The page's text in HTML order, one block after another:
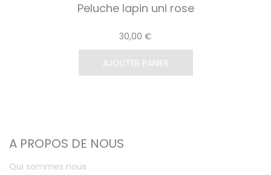
Peluche lapin uni rose
30,00 €
AJOUTER PANIER
A PROPOS DE NOUS
Qui sommes nous